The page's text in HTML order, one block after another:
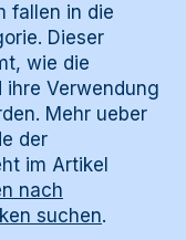
fallen in die
Dieser
wie die
ihre Verwendung
Mehr ueber
der
im Artikel
nach
suchen.